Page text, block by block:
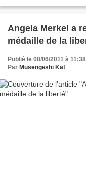
Angela Merkel a
médaille de la
Publié le 08/06/2011 à 11:38
Par Musengeshi Kat